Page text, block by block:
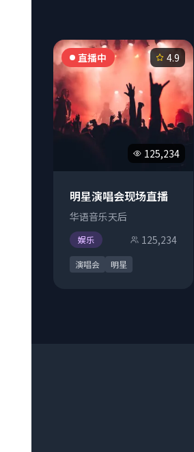
直播中
125,234
4.9
明星演唱会现场直播
华语音乐天后
娱乐 125,234
演唱会 明星